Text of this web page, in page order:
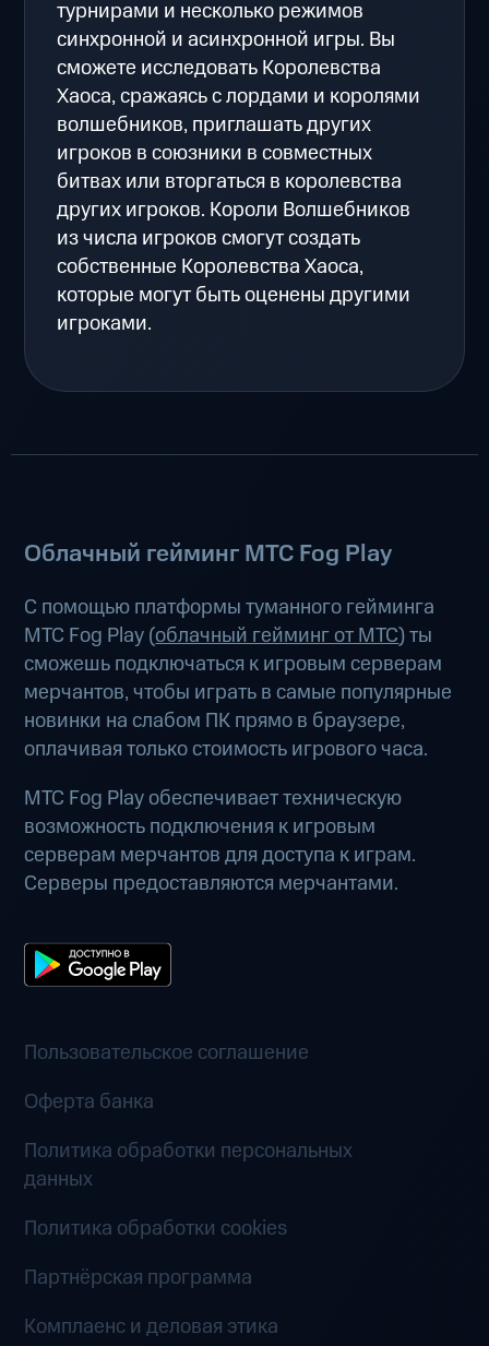
турнирами и несколько режимов
синхронной и асинхронной игры. Вы
сможете исследовать Королевства
Хаоса, сражаясь с лордами и королями
волшебников, приглашать других
игроков в союзники в совместных
битвах или вторгаться в королевства
других игроков. Короли Волшебников
из числа игроков смогут создать
собственные Королевства Хаоса,
которые могут быть оценены другими
игроками.
Облачный гейминг МТС Fog Play
С помощью платформы туманного гейминга
МТС Fog Play (облачный гейминг от МТС) ты
сможешь подключаться к игровым серверам
мерчантов, чтобы играть в самые популярные
новинки на слабом ПК прямо в браузере,
оплачивая только стоимость игрового часа.
МТС Fog Play обеспечивает техническую
возможность подключения к игровым
серверам мерчантов для доступа к играм.
Серверы предоставляются мерчантами.
Пользовательское соглашение
Оферта банка
Политика обработки персональных
данных
Политика обработки cookies
Партнёрская программа
Комплаенс и деловая этика